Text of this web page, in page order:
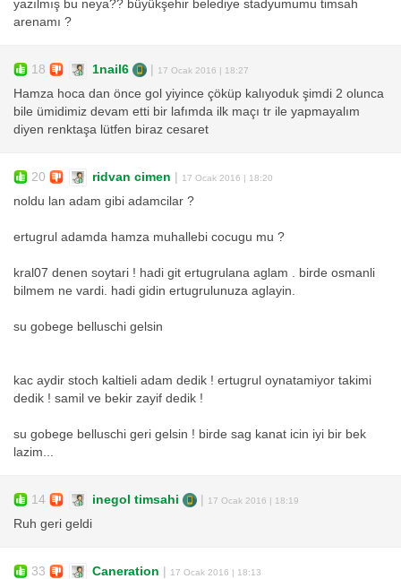
yazılmış bu neya?? büyükşehir belediye stadyumumu timsah
arenamı ?
18 1nail6 | 17 Ocak 2016 | 18:27
Hamza hoca dan önce gol yiyince çöküp kalıyoduk şimdi 2 olunca
bile ümidimiz devam etti bir lafımda ilk maçı tr ile yapmayalım
diyen renktaşa lütfen biraz cesaret
20 ridvan cimen | 17 Ocak 2016 | 18:20
noldu lan adam gibi adamcilar ?
ertugrul adamda hamza muhallebi cocugu mu ?
kral07 denen soytari ! hadi git ertugrulana aglam . birde osmanli
bilmem ne vardi. hadi gidin ertugrulunuza aglayin.
su gobege belluschi gelsin
kac aydir stoch kaltieli adam dedik ! ertugrul oynatamiyor takimi
dedik ! samil ve bekir zayif dedik !
su gobege belluschi geri gelsin ! birde sag kanat icin iyi bir bek
lazim...
14 inegol timsahi | 17 Ocak 2016 | 18:19
Ruh geri geldi
33 Caneration | 17 Ocak 2016 | 18:13